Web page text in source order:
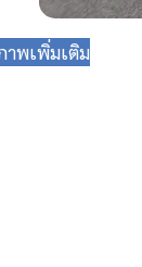
าพเพิ่มเติม